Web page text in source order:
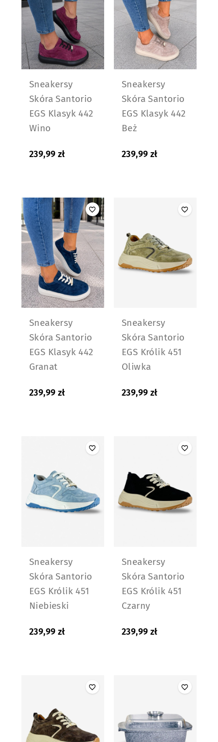
Sneakersy
Skóra Santorio
EGS Klasyk 442
Wino
239,99 zł
Sneakersy
Skóra Santorio
EGS Klasyk 442
Beż
239,99 zł
Sneakersy
Skóra Santorio
EGS Klasyk 442
Granat
239,99 zł
Sneakersy
Skóra Santorio
EGS Królik 451
Oliwka
239,99 zł
Sneakersy
Skóra Santorio
EGS Królik 451
Niebieski
239,99 zł
Sneakersy
Skóra Santorio
EGS Królik 451
Czarny
239,99 zł